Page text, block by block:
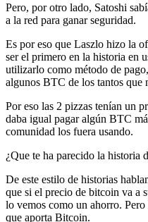
Pero, por otro lado, Satoshi
a la red para ganar seguridad.
Es por eso que Laszlo hizo la
ser el primero en la historia en
utilizarlo como método de
algunos BTC de los tantos que
Por eso las 2 pizzas tenían un
daba igual pagar algún BTC
comunidad los fuera usando.
¿Que te ha parecido la historia
De este estilo de historias
que si el precio de bitcoin va a
lo vemos como un ahorro.
que aporta Bitcoin.